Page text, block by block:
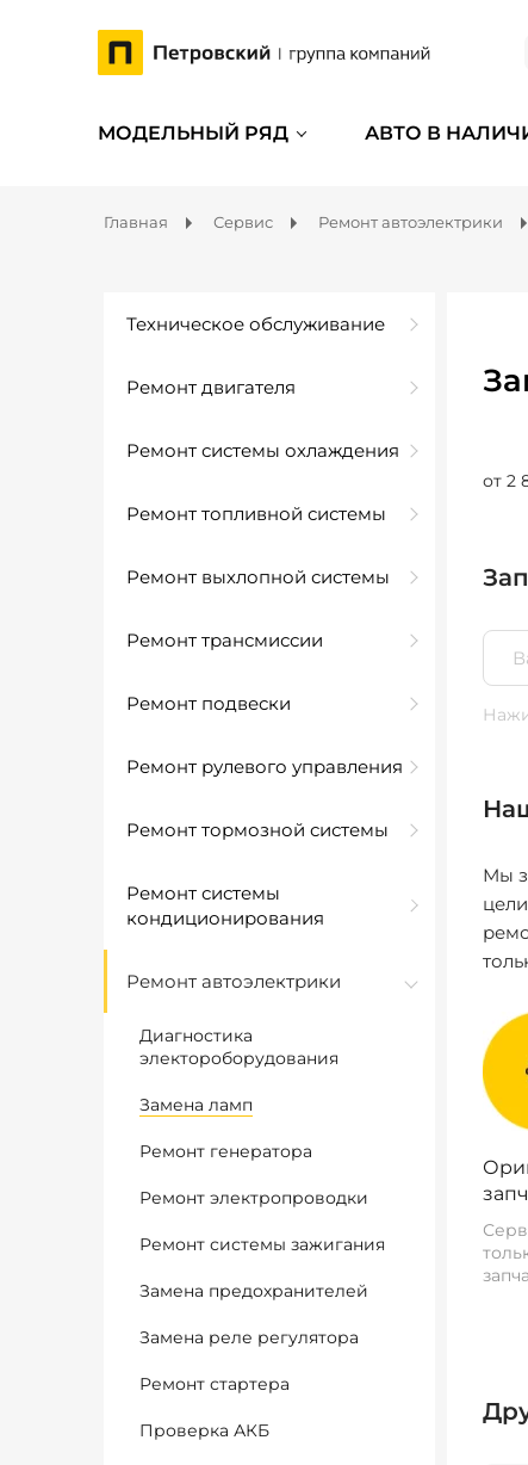
МОДЕЛЬНЫЙ РЯД АВТО В
Главная Сервис Ремонт автоэлектрики
Техническое обслуживание
Ремонт двигателя
Ремонт системы охлаждения
Ремонт топливной системы
Ремонт выхлопной системы
Ремонт трансмиссии
Ремонт подвески
Ремонт рулевого управления
Ремонт тормозной системы
Ремонт системы
кондиционирования
Ремонт автоэлектрики
Диагностика
электороборудования
Замена ламп
Ремонт генератора
Ремонт электропроводки
Ремонт системы зажигания
Замена предохранителей
Замена реле регулятора
Ремонт стартера
Проверка АКБ
от 2
Мы